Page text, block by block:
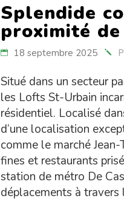
Splendide
proximité
18 septembre 2025
Situé dans un secteur
les Lofts St-Urbain
résidentiel. Localisé
d’une localisation
comme le marché
fines et restaurants
station de métro De
déplacements à travers